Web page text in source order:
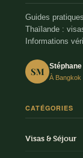
Guides
Thaïlande :
Informations
SM À Bangkok
CATÉGORIES
Visas & Séjour